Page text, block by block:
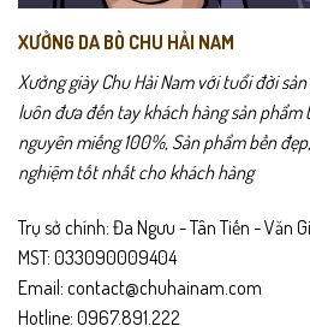
XƯỞNG DA BÒ CHU HẢI NAM
Xưởng giày Chu Hải Nam với tuổi đời
luôn đưa đến tay khách hàng sản
nguyên miếng 100%, Sản phẩm bền
nghiệm tốt nhất cho khách hàng
Trụ sở chính: Đa Ngưu - Tân Tiến - Văn
MST: 033090009404
Email: contact@chuhainam.com
Hotline: 0967.891.222